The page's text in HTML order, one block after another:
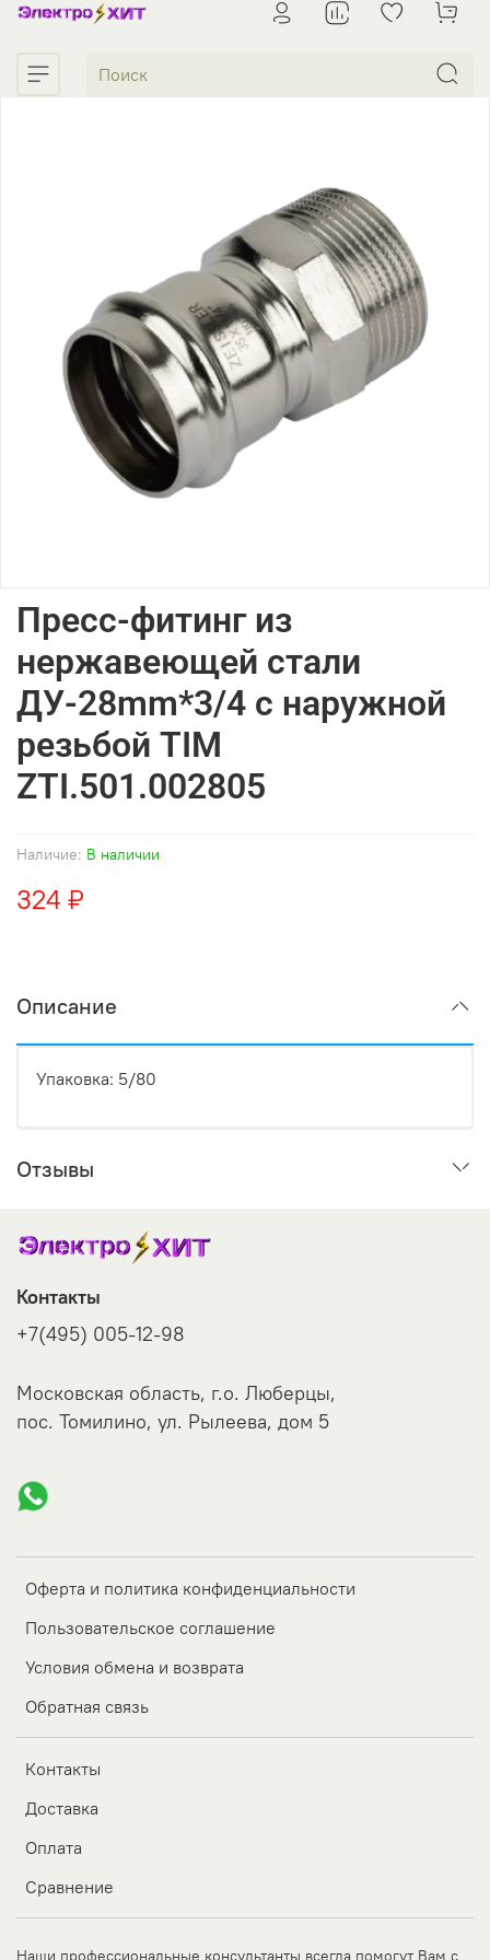
Наличие: В наличии
Пресс-фитинг из
нержавеющей стали
ДУ-28mm*3/4 с наружной
резьбой TIM
ZTI.501.002805
324 ₽
Описание
Упаковка: 5/80
Отзывы
Оферта и политика конфиденциальности
Пользовательское соглашение
Условия обмена и возврата
Обратная связь
Контакты
Доставка
Оплата
Сравнение
Контакты
+7(495) 005-12-98
Московская область, г.о. Люберцы,
пос. Томилино, ул. Рылеева, дом 5
Наши профессиональные консультанты всегда помогут Вам с